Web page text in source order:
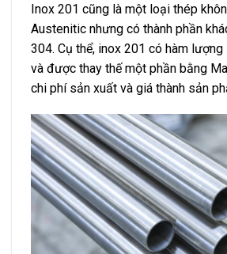
Inox 201 cũng là một loại thép
Austenitic nhưng có thành phần
304. Cụ thể, inox 201 có hàm
và được thay thế một phần bằng
chi phí sản xuất và giá thành sản